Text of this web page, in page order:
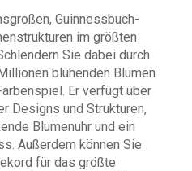
Guinnessbuch-
im größten
Sie dabei durch
blühenden Blumen
Er verfügt über
Designs und Strukturen,
Blumenuhr und ein
Außerdem können Sie
für das größte